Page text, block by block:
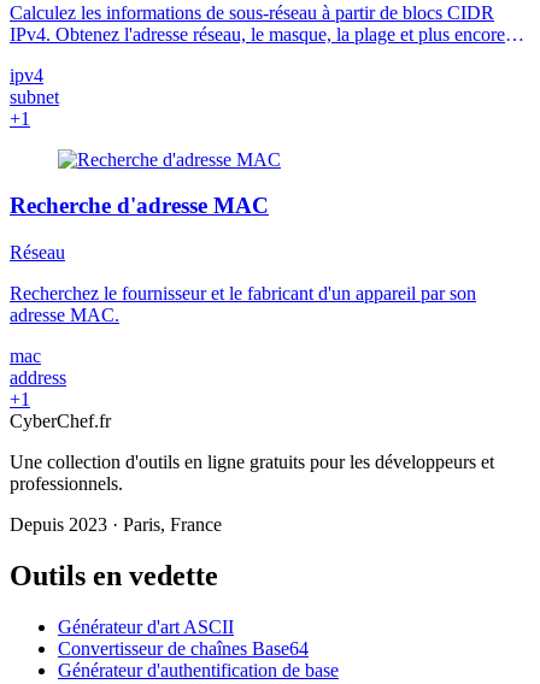
Calculez les informations de sous-réseau à partir de blocs CIDR
IPv4. Obtenez l'adresse réseau, le masque, la plage et plus encore
ipv4
subnet
+1
Recherche d'adresse MAC
Réseau
Recherchez le fournisseur et le fabricant d'un appareil par son
adresse MAC.
mac
address
+1
CyberChef.fr
Une collection d'outils en ligne gratuits pour les développeurs et
professionnels.
Depuis 2023 · Paris, France
Outils en vedette
Générateur d'art ASCII
Convertisseur de chaînes Base64
Générateur d'authentification de base